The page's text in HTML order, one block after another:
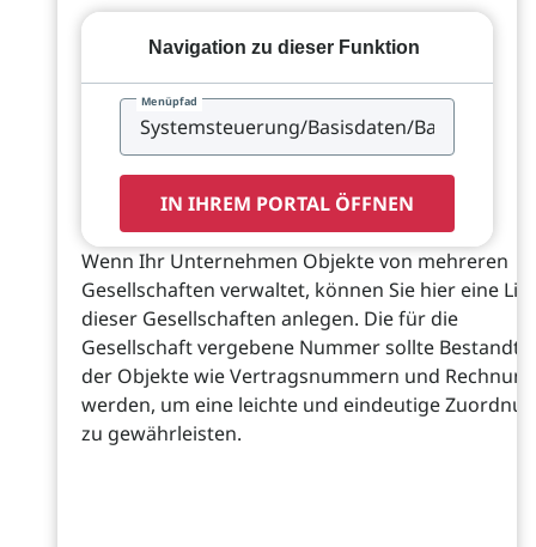
Navigation zu dieser Funktion
Menüpfad
IN IHREM PORTAL ÖFFNEN
Wenn Ihr Unternehmen Objekte von mehreren
Gesellschaften verwaltet, können Sie hier eine
dieser Gesellschaften anlegen. Die für die
Gesellschaft vergebene Nummer sollte
der Objekte wie Vertragsnummern und
werden, um eine leichte und eindeutige
zu gewährleisten.